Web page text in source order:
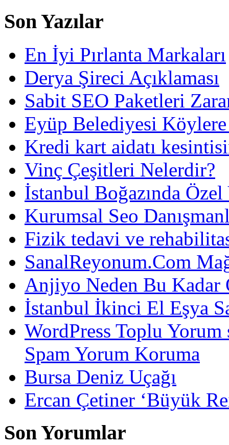
Son Yazılar
En İyi Pırlanta Markaları
Derya Şireci Açıklaması
Sabit SEO Paketleri
Eyüp Belediyesi
Kredi kart aidatı
Vinç Çeşitleri Nelerdir?
İstanbul Boğazında
Kurumsal Seo
Fizik tedavi ve
SanalReyonum.Com
Anjiyo Neden Bu Kadar
İstanbul İkinci El Eşya
WordPress Toplu
Spam Yorum Koruma
Bursa Deniz Uçağı
Ercan Çetiner ‘Büyük
Son Yorumlar